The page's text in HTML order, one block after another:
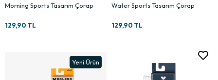
Morning Sports Tasarım Çorap
129,90 TL
Water Sports Tasarım Çorap
129,90 TL
Yeni Ürün